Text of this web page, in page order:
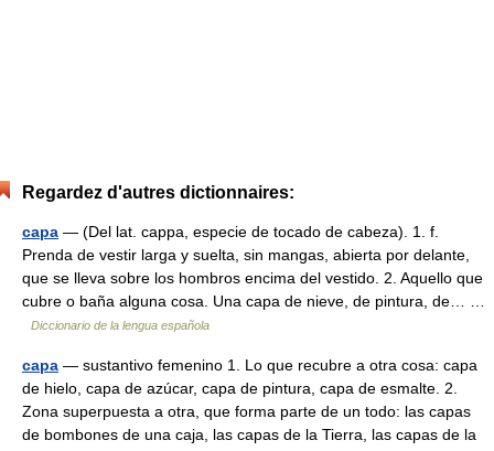
Regardez d'autres dictionnaires:
capa — (Del lat. cappa, especie de tocado de cabeza). 1. f.
Prenda de vestir larga y suelta, sin mangas, abierta por delante,
que se lleva sobre los hombros encima del vestido. 2. Aquello que
cubre o baña alguna cosa. Una capa de nieve, de pintura, de… …
Diccionario de la lengua española
capa — sustantivo femenino 1. Lo que recubre a otra cosa: capa
de hielo, capa de azúcar, capa de pintura, capa de esmalte. 2.
Zona superpuesta a otra, que forma parte de un todo: las capas
de bombones de una caja, las capas de la Tierra, las capas de la